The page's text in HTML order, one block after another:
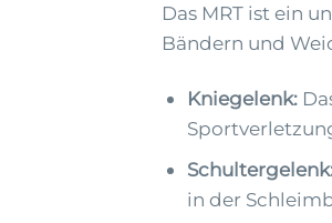
Das MRT ist ein
Bändern und
Kniegelenk:
in der